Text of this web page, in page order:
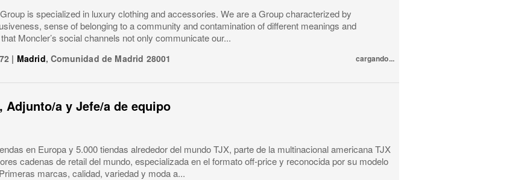
is specialized in luxury clothing and accessories. We are a Group characterized by
sense of belonging to a community and contamination of different meanings and
Moncler’s social channels not only communicate our...
| Madrid,Comunidad de Madrid 28001 cargando...
Adjunto/a y Jefe/a de equipo
en Europa y 5.000 tiendas alrededor del mundo TJX, parte de la multinacional americana TJX
cadenas de retail del mundo, especializada en el formato off-price y reconocida por su modelo
marcas, calidad, variedad y moda a...